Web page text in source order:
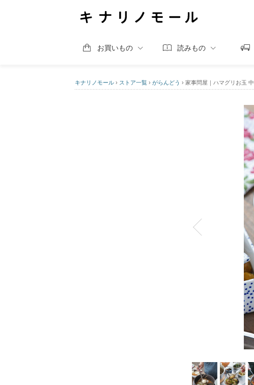
お買いもの 読みもの
キナリノモール › ストア一覧 › がらんどう › 家事問屋｜ハマグリお玉 中